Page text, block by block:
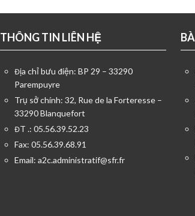
THÔNG TIN LIÊN HỆ
Địa chỉ bưu điện: BP 29 – 33290
Parempuyre
Trụ sở chính: 32, Rue de la Forteresse –
33290 Blanquefort
ĐT .: 05.56.39.52.23
Fax: 05.56.39.68.91
Email: a2c.administratif@sfr.fr